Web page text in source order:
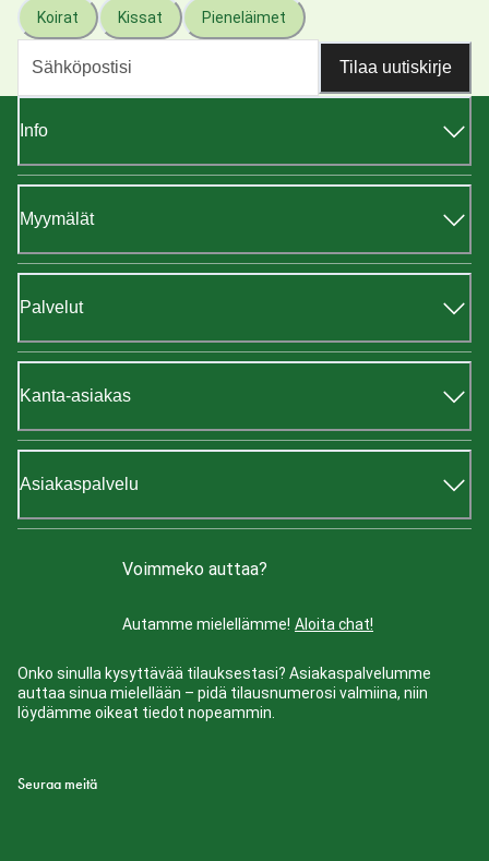
Koirat Kissat Pieneläimet
Tilaa uutiskirje
Info
Myymälät
Palvelut
Kanta-asiakas
Asiakaspalvelu
Voimmeko auttaa?
Autamme mielellämme! Aloita chat!
Onko sinulla kysyttävää tilauksestasi? Asiakaspalvelumme
auttaa sinua mielellään – pidä tilausnumerosi valmiina, niin
löydämme oikeat tiedot nopeammin.
Seuraa meitä